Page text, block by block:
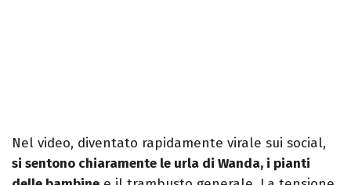
Nel video, diventato rapidamente virale sui social,
si sentono chiaramente le urla di Wanda, i pianti